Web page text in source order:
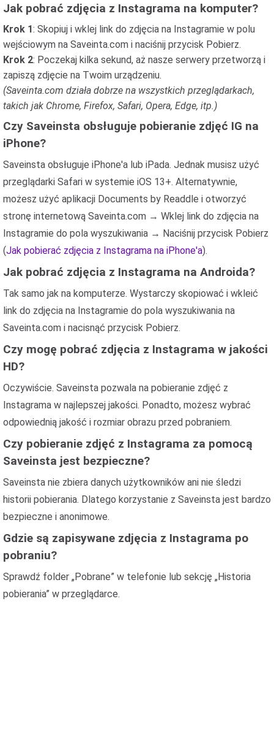
Jak pobrać zdjęcia z Instagrama na komputer?
Krok 1: Skopiuj i wklej link do zdjęcia na Instagramie w polu
wejściowym na Saveinta.com i naciśnij przycisk Pobierz.
Krok 2: Poczekaj kilka sekund, aż nasze serwery przetworzą i
zapiszą zdjęcie na Twoim urządzeniu.
(Saveinta.com działa dobrze na wszystkich przeglądarkach,
takich jak Chrome, Firefox, Safari, Opera, Edge, itp.)
Czy Saveinsta obsługuje pobieranie zdjęć IG na
iPhone?
Saveinsta obsługuje iPhone'a lub iPada. Jednak musisz użyć
przeglądarki Safari w systemie iOS 13+. Alternatywnie,
możesz użyć aplikacji Documents by Readdle i otworzyć
stronę internetową Saveinta.com → Wklej link do zdjęcia na
Instagramie do pola wyszukiwania → Naciśnij przycisk Pobierz
(Jak pobierać zdjęcia z Instagrama na iPhone'a).
Jak pobrać zdjęcia z Instagrama na Androida?
Tak samo jak na komputerze. Wystarczy skopiować i wkleić
link do zdjęcia na Instagramie do pola wyszukiwania na
Saveinta.com i nacisnąć przycisk Pobierz.
Czy mogę pobrać zdjęcia z Instagrama w jakości
HD?
Oczywiście. Saveinsta pozwala na pobieranie zdjęć z
Instagrama w najlepszej jakości. Ponadto, możesz wybrać
odpowiednią jakość i rozmiar obrazu przed pobraniem.
Czy pobieranie zdjęć z Instagrama za pomocą
Saveinsta jest bezpieczne?
Saveinsta nie zbiera danych użytkowników ani nie śledzi
historii pobierania. Dlatego korzystanie z Saveinsta jest bardzo
bezpieczne i anonimowe.
Gdzie są zapisywane zdjęcia z Instagrama po
pobraniu?
Sprawdź folder „Pobrane” w telefonie lub sekcję „Historia
pobierania” w przeglądarce.